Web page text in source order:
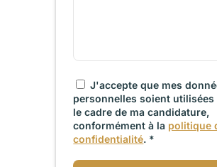
J'accepte que mes
personnelles soient utilisées
le cadre de ma candidature,
conformément à la politique
confidentialité. *